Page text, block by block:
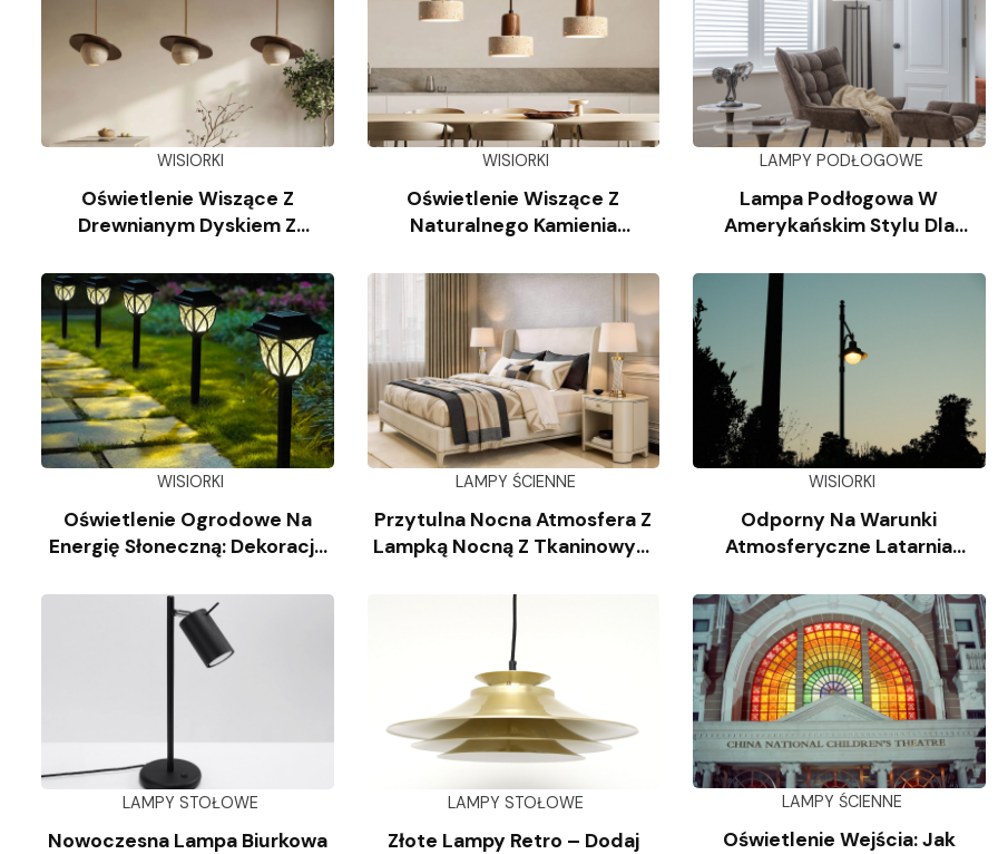
WISIORKI
Oświetlenie Wiszące Z
Drewnianym Dyskiem Z
WISIORKI
Oświetlenie Wiszące Z
Naturalnego Kamienia
LAMPY PODŁOGOWE
Lampa Podłogowa W
Amerykańskim Stylu Dla
WISIORKI
Oświetlenie Ogrodowe Na
Energię Słoneczną: Dekoracja
LAMPY ŚCIENNE
Przytulna Nocna Atmosfera Z
Lampką Nocną Z Tkaninowym
WISIORKI
Odporny Na Warunki
Atmosferyczne Latarnia
Aluminium
LAMPY STOŁOWE
Nowoczesna Lampa Biurkowa
LAMPY STOŁOWE
Złote Lampy Retro – Dodaj
LAMPY ŚCIENNE
Oświetlenie Wejścia: Jak